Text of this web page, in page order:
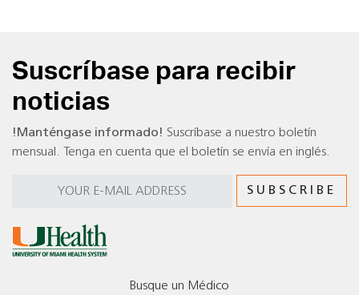
Suscríbase para recibir
noticias
!Manténgase informado! Suscríbase a nuestro boletín
mensual. Tenga en cuenta que el boletín se envía en inglés.
Busque un Médico